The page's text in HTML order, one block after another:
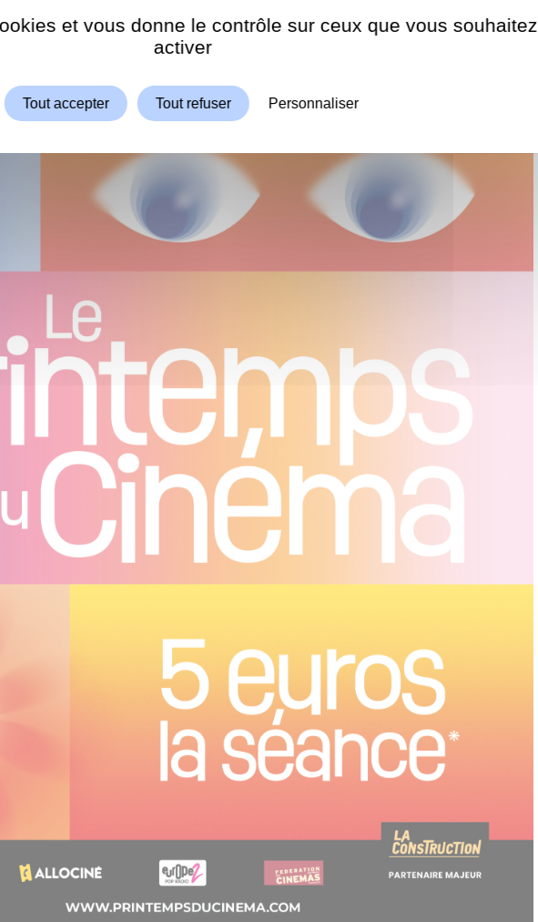
Autoriser
et vous donne le contrôle sur ceux que vous souhaitez
activer
Tout accepter Tout refuser Personnaliser